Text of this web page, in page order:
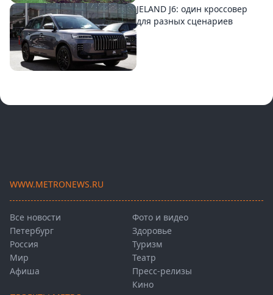
JELAND J6: один кроссовер
для разных сценариев
WWW.METRONEWS.RU
Все новости
Петербург
Россия
Мир
Афиша
Фото и видео
Здоровье
Туризм
Театр
Пресс-релизы
Кино